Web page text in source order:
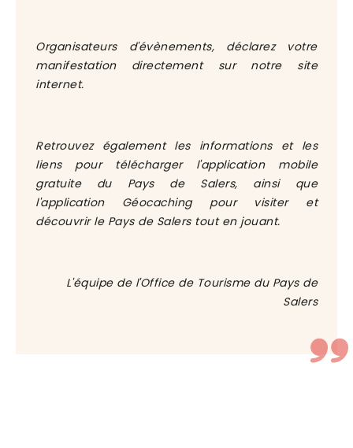
Organisateurs d'évènements, déclarez votre
manifestation directement sur notre site
internet.
Retrouvez également les informations et les
liens pour télécharger l'application mobile
gratuite du Pays de Salers, ainsi que
l'application Géocaching pour visiter et
découvrir le Pays de Salers tout en jouant.
L'équipe de l'Office de Tourisme du Pays de
Salers